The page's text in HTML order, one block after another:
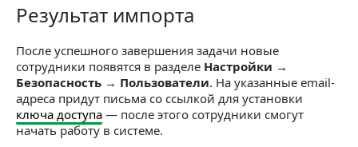
Результат импорта
Результат импорта
После успешного завершения задачи новые
сотрудники появятся в разделе Настройки →
Безопасность → Пользователи. На указанные email-
адреса придут письма со ссылкой для установки
ключа доступа — после этого сотрудники смогут
начать работу в системе.